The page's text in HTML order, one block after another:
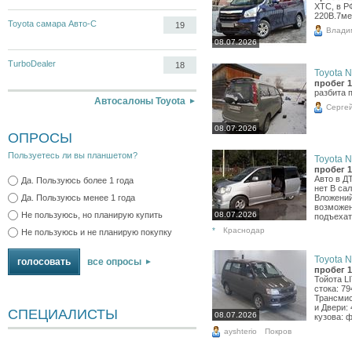
Toyota самара Авто-С 19
TurboDealer 18
Автосалоны Toyota
ОПРОСЫ
Пользуетесь ли вы планшетом?
Да. Пользуюсь более 1 года
Да. Пользуюсь менее 1 года
Не пользуюсь, но планирую купить
Не пользуюсь и не планирую покупку
все опросы
СПЕЦИАЛИСТЫ
08.07.2026
ХТС, в
08.07.2026
Toyota
пробег
разбита
08.07.2026
Toyota
пробег
Авто в
нет В
* Краснодар
08.07.2026
Toyota
пробег
Тойота
стока:
и Двери:
кузова:
ayshterio Покров